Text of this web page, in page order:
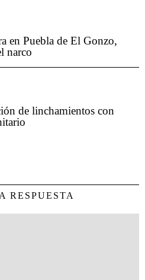
en Puebla de El Gonzo,
narco
de linchamientos con
RESPUESTA